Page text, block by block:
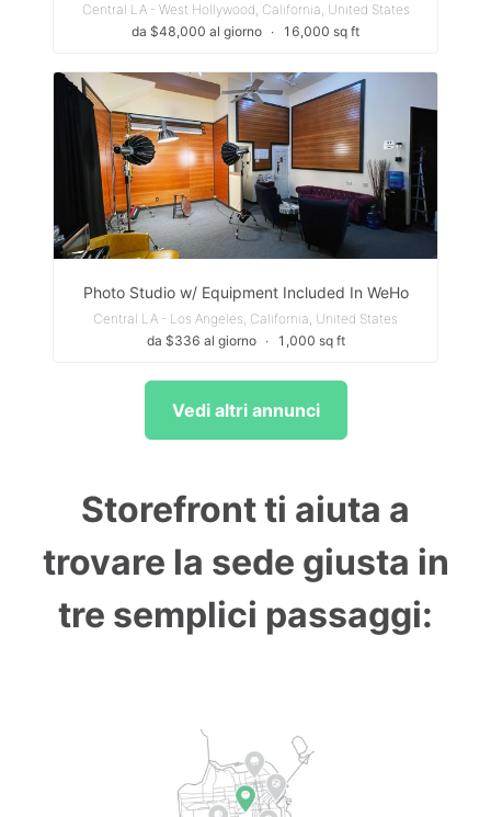
Central LA - West Hollywood, California, United States
da $48,000 al giorno ∙ 16,000 sq ft
Photo Studio w/ Equipment Included In WeHo
Central LA - Los Angeles, California, United States
da $336 al giorno
∙ 1,000 sq ft
Vedi altri annunci
Storefront ti aiuta a
trovare la sede giusta in
tre semplici passaggi: